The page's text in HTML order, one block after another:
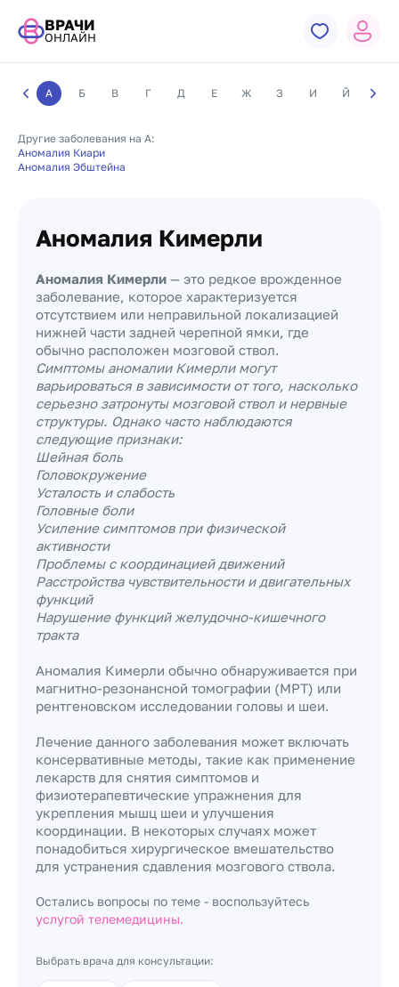
ВРАЧИ
ОНЛАЙН
А Б В Г Д Е Ж З И Й К
Другие заболевания на А:
Аномалия Киари
Аномалия Эбштейна
Аномалия Кимерли
Аномалия Кимерли — это редкое врожденное
заболевание, которое характеризуется
отсутствием или неправильной локализацией
нижней части задней черепной ямки, где
обычно расположен мозговой ствол.
Симптомы аномалии Кимерли могут
варьироваться в зависимости от того, насколько
серьезно затронуты мозговой ствол и нервные
структуры. Однако часто наблюдаются
следующие признаки:
Шейная боль
Головокружение
Усталость и слабость
Головные боли
Усиление симптомов при физической
активности
Проблемы с координацией движений
Расстройства чувствительности и двигательных
функций
Нарушение функций желудочно-кишечного
тракта
Аномалия Кимерли обычно обнаруживается при
магнитно-резонансной томографии (МРТ) или
рентгеновском исследовании головы и шеи.
Лечение данного заболевания может включать
консервативные методы, такие как применение
лекарств для снятия симптомов и
физиотерапевтические упражнения для
укрепления мышц шеи и улучшения
координации. В некоторых случаях может
понадобиться хирургическое вмешательство
для устранения сдавления мозгового ствола.
Остались вопросы по теме - воспользуйтесь
услугой телемедицины.
Выбрать врача для консультации: